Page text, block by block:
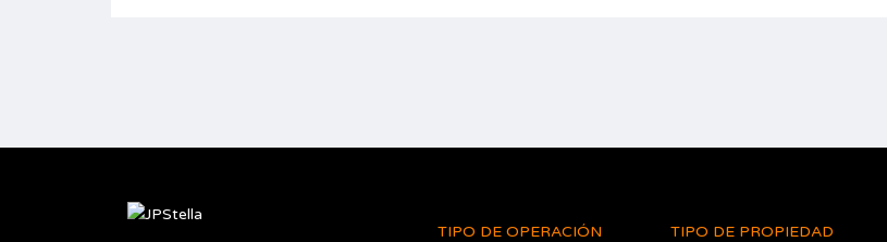
TIPO DE OPERACIÓN TIPO DE PROPIEDAD